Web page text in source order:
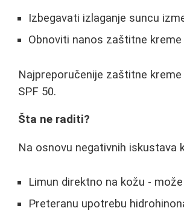
Izbegavati izlaganje suncu
Obnoviti nanos zaštitne
Najpreporučenije zaštitne kreme
SPF 50.
Šta ne raditi?
Na osnovu negativnih iskustava
Limun direktno na kožu -
Preteranu upotrebu